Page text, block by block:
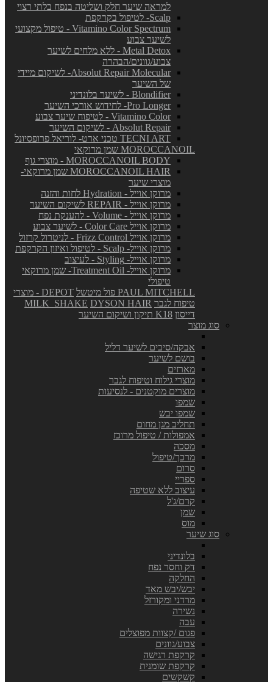
למראה שיער חלק ושליטה בנפח בלתי רצוי
Scalp- לטיפול בקרקפת
Vitamino Color Spectrum - טיפול מקצועי
לשיער צבוע
Metal Detox - ללא מלחים לשיער
צבוע/גוונים/הבהרה
Absolut Repair Molecular- לשיקום מיידי
של השיער
Blondifier - לשיער בלונדיני
Pro Longer- לחידוש אורכי השיער
Vitamino Color - לטיפוח שיער צבוע
Absolut Repair - לשיקום השיער
TECNI ART טכני ארט- לוריאל פרופסיונל
MOROCCANOIL שמן מרוקאי
MOROCCANOIL BODY - מוצרי גוף
MOROCCANOIL HAIR שמן מרוקאי-
מוצרי שיער
מרוקן אוייל - Hydration לחות והזנה
מרוקן אוייל - REPAIR לשיקום השיער
מרוקן אוייל - Volume - להענקת נפח
מרוקן אוייל Color Care - לשיער צבוע
מרוקן אוייל Frizz Control - לניטרול קרזול
מרוקן אוייל- Scalp - לטיפול ואיזון הקרקפת
מרוקן אוייל- Styling - לעיצוב
מרוקן אוייל- Treatment Oil- שמן מרוקאי
טיפולי
PAUL MITCHELL פול מיטשל
DEPOT - מוצרי
טיפוח לגבר
MILK_SHAKE DYSON HAIR
דייסון K18 תיקון ושיקום השיער
סוג מוצר
אבקה/סיבים לשיער דליל
בושם לשיער
מארזים
מוצרי גילוח וטיפוח לגבר
מוצרים מוקטנים - לנסיעות
שמפו
שמפו יבש
תחליב מגן מחום
אמפולות / טיפול מרוכז
מסכה
מרכך/טיפול
סרום
ספריי
עיצוב ללא שטיפה
קרם/ג'ל
שמן
מוס
סוג שיער
בלונדיני
דק וחסר נפח
החלקה
יבש/יבש מאד
מרדני ומקורזל
נשירה
עבה
פגום /קצוות מפוצלים
צבוע/גוונים
קרקפת רגישה
קרקפת שומנית
קשקשים